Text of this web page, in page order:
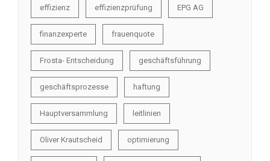
effizienz effizienzprüfung EPG AG
finanzexperte frauenquote
Frosta- Entscheidung geschäftsführung
geschäftsprozesse haftung
Hauptversammlung leitlinien
Oliver Krautscheid optimierung